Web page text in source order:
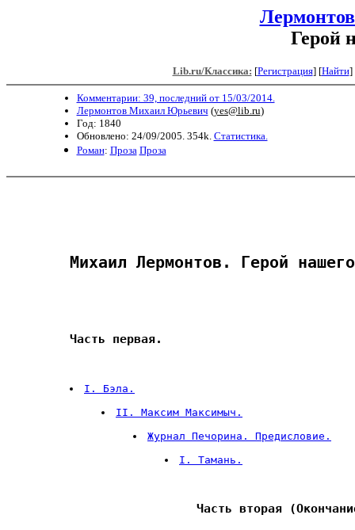
Герой
Lib.ru/Классика: [Регистрация] [Найти]
Комментарии: 39, последний от 15/03/2014.
Лермонтов Михаил Юрьевич (yes@lib.ru)
Год: 1840
Обновлено: 24/09/2005. 354k. Статистика.
Роман: Проза Проза
Михаил Лермонтов. Герой
Часть первая.
I. Бэла.
II. Максим Максимыч.
Журнал Печорина. Предисловие.
I. Тамань.
Часть вторая